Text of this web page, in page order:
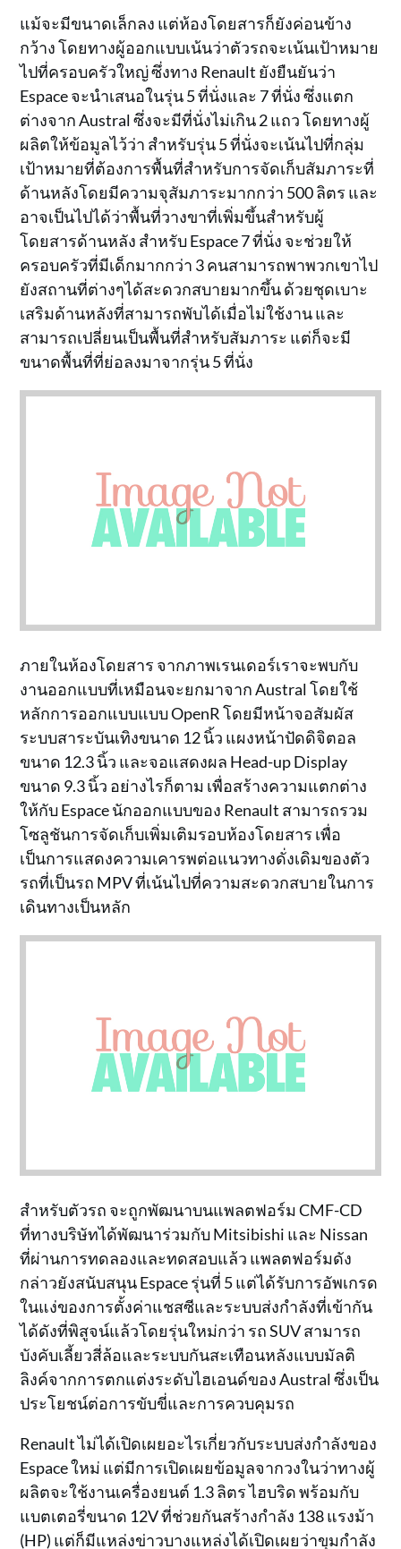
แม้จะมีขนาดเล็กลง แต่ห้องโดยสารก็ยังค่อนข้าง
กว้าง โดยทางผู้ออกแบบเน้นว่าตัวรถจะเน้นเป้าหมาย
ไปที่ครอบครัวใหญ่ ซึ่งทาง Renault ยังยืนยันว่า
Espace จะนำเสนอในรุ่น 5 ที่นั่งและ 7 ที่นั่ง ซึ่งแตก
ต่างจาก Austral ซึ่งจะมีที่นั่งไม่เกิน 2 แถว โดยทางผู้
ผลิตให้ข้อมูลไว้ว่า สำหรับรุ่น 5 ที่นั่งจะเน้นไปที่กลุ่ม
เป้าหมายที่ต้องการพื้นที่สำหรับการจัดเก็บสัมภาระที่
ด้านหลังโดยมีความจุสัมภาระมากกว่า 500 ลิตร และ
อาจเป็นไปได้ว่าพื้นที่วางขาที่เพิ่มขึ้นสำหรับผู้
โดยสารด้านหลัง สำหรับ Espace 7 ที่นั่ง จะช่วยให้
ครอบครัวที่มีเด็กมากกว่า 3 คนสามารถพาพวกเขาไป
ยังสถานที่ต่างๆได้สะดวกสบายมากขึ้น ด้วยชุดเบาะ
เสริมด้านหลังที่สามารถพับได้เมื่อไม่ใช้งาน และ
สามารถเปลี่ยนเป็นพื้นที่สำหรับสัมภาระ แต่ก็จะมี
ขนาดพื้นที่ที่ย่อลงมาจากรุ่น 5 ที่นั่ง
ภายในห้องโดยสาร จากภาพเรนเดอร์เราจะพบกับ
งานออกแบบที่เหมือนจะยกมาจาก Austral โดยใช้
หลักการออกแบบแบบ OpenR โดยมีหน้าจอสัมผัส
ระบบสาระบันเทิงขนาด 12 นิ้ว แผงหน้าปัดดิจิตอล
ขนาด 12.3 นิ้ว และจอแสดงผล Head-up Display
ขนาด 9.3 นิ้ว อย่างไรก็ตาม เพื่อสร้างความแตกต่าง
ให้กับ Espace นักออกแบบของ Renault สามารถรวม
โซลูชันการจัดเก็บเพิ่มเติมรอบห้องโดยสาร เพื่อ
เป็นการแสดงความเคารพต่อแนวทางดั่งเดิมของตัว
รถที่เป็นรถ MPV ที่เน้นไปที่ความสะดวกสบายในการ
เดินทางเป็นหลัก
สำหรับตัวรถ จะถูกพัฒนาบนแพลตฟอร์ม CMF-CD
ที่ทางบริษัทได้พัฒนาร่วมกับ Mitsibishi และ Nissan
ที่ผ่านการทดลองและทดสอบแล้ว แพลตฟอร์มดัง
กล่าวยังสนับสนุน Espace รุ่นที่ 5 แต่ได้รับการอัพเกรด
ในแง่ของการตั้งค่าแชสซีและระบบส่งกำลังที่เข้ากัน
ได้ดังที่พิสูจน์แล้วโดยรุ่นใหม่กว่า รถ SUV สามารถ
บังคับเลี้ยวสี่ล้อและระบบกันสะเทือนหลังแบบมัลติ
ลิงค์จากการตกแต่งระดับไฮเอนด์ของ Austral ซึ่งเป็น
ประโยชน์ต่อการขับขี่และการควบคุมรถ
Renault ไม่ได้เปิดเผยอะไรเกี่ยวกับระบบส่งกำลังของ
Espace ใหม่ แต่มีการเปิดเผยข้อมูลจากวงในว่าทางผู้
ผลิตจะใช้งานเครื่องยนต์ 1.3 ลิตร ไฮบริด พร้อมกับ
แบตเตอรี่ขนาด 12V ที่ช่วยกันสร้างกำลัง 138 แรงม้า
(HP) แต่ก็มีแหล่งข่าวบางแหล่งได้เปิดเผยว่าขุมกำลัง